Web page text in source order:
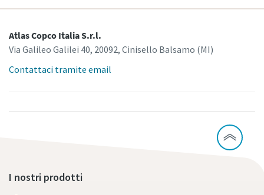
Atlas Copco Italia S.r.l.
Via Galileo Galilei 40, 20092, Cinisello Balsamo (MI)
Contattaci tramite email
I nostri prodotti